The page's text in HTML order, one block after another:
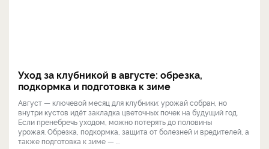
Уход за клубникой в августе: обрезка,
подкормка и подготовка к зиме
Август — ключевой месяц для клубники: урожай собран, но
внутри кустов идёт закладка цветочных почек на будущий год.
Если пренебречь уходом, можно потерять до половины
урожая. Обрезка, подкормка, защита от болезней и вредителей, а
также подготовка к зиме — ...